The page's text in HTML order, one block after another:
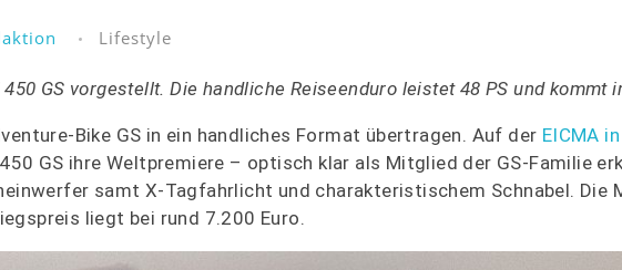
Lifestyle
GS vorgestellt. Die handliche Reiseenduro leistet 48 PS und kommt
Bike GS in ein handliches Format übertragen. Auf der EICMA
GS ihre Weltpremiere – optisch klar als Mitglied der GS-Familie
samt X-Tagfahrlicht und charakteristischem Schnabel. Die
liegt bei rund 7.200 Euro.